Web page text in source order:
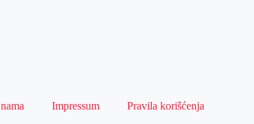
Impressum Pravila korišćenja